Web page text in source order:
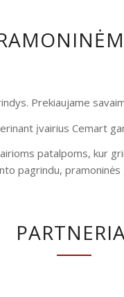
Prekiaujame
įvairius Cemart
patalpoms, kur
pagrindu,